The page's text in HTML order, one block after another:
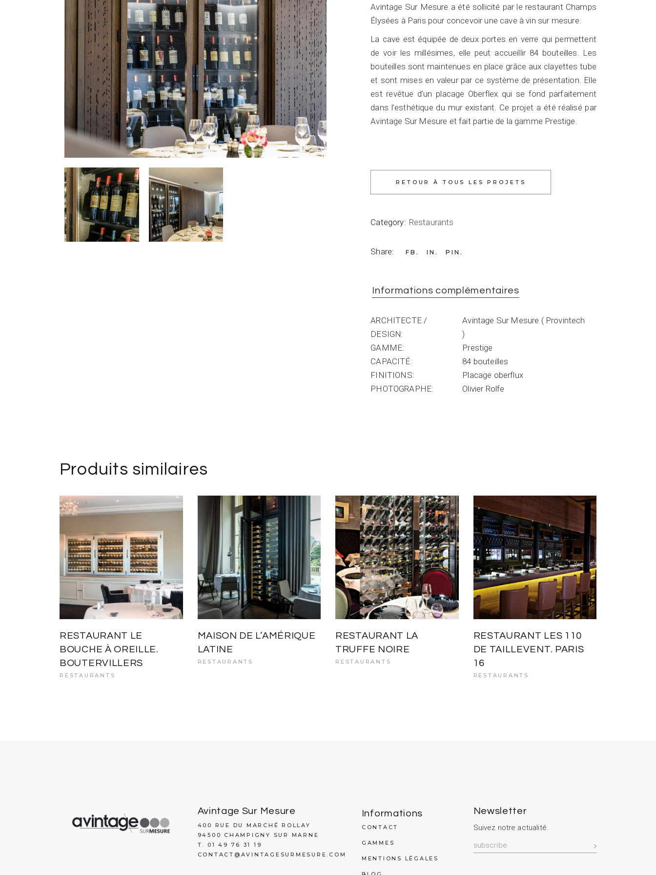
Avintage Sur Mesure a été sollicité par le restaurant Champs
Élysées à Paris pour concevoir une cave à vin sur mesure.
La cave est équipée de deux portes en verre qui permettent
de voir les millésimes, elle peut accueillir 84 bouteilles. Les
bouteilles sont maintenues en place grâce aux clayettes tube
et sont mises en valeur par ce système de présentation. Elle
est revêtue d’un placage Oberflex qui se fond parfaitement
dans l’esthétique du mur existant. Ce projet a été réalisé par
Avintage Sur Mesure et fait partie de la gamme Prestige.
Category: Restaurants
Share: FB IN PIN
Informations complémentaires
ARCHITECTE /
DESIGN
Avintage Sur Mesure ( Provintech
)
GAMME
Prestige
CAPACITÉ
84 bouteilles
FINITIONS
Placage oberflux
PHOTOGRAPHE
Olivier Rolfe
Produits similaires
RESTAURANT LE
BOUCHE À OREILLE.
BOUTERVILLERS
RESTAURANTS
MAISON DE L’AMÉRIQUE
LATINE
RESTAURANTS
RESTAURANT LA
TRUFFE NOIRE
RESTAURANTS
RESTAURANT LES 110
DE TAILLEVENT. PARIS
16
RESTAURANTS
Avintage Sur Mesure
400 RUE DU MARCHÉ ROLLAY
94500 CHAMPIGNY SUR MARNE
T. 01 49 76 31 19
CONTACT@AVINTAGESURMESURE.COM
Informations
CONTACT
GAMMES
MENTIONS LÉGALES
Newsletter
Suivez notre actualité.